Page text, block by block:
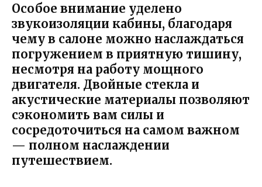
Особое внимание уделено
звукоизоляции кабины, благодаря
чему в салоне можно наслаждаться
погружением в приятную тишину,
несмотря на работу мощного
двигателя. Двойные стекла и
акустические материалы позволяют
сэкономить вам силы и
сосредоточиться на самом важном
— полном наслаждении
путешествием.